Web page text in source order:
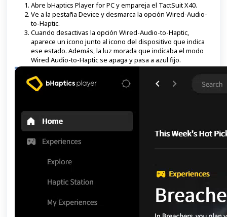
Abre bHaptics Player for PC y empareja el TactSuit X40.
Ve a la pestaña Device y desmarca la opción Wired-Audio-
to-Haptic.
Cuando desactivas la opción Wired-Audio-to-Haptic,
aparece un icono junto al icono del dispositivo que indica
ese estado. Además, la luz morada que indicaba el modo
Wired Audio-to-Haptic se apaga y pasa a azul fijo.